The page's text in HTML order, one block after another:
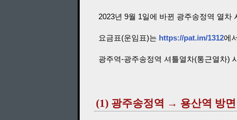
2023년 9월 1일에 바뀐 광주송정역 열차
요금표(운임표)는 https://pat.im/1312에
광주역-광주송정역 셔틀열차(통근열차)
(1) 광주송정역 → 용산역 방